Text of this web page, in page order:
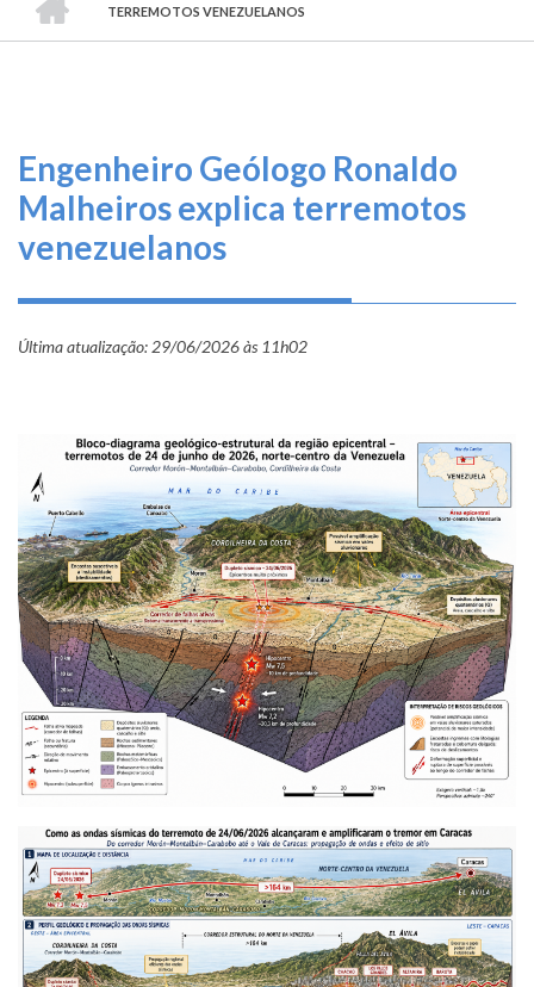
O
que
Informe-
se
Conosco
Contas
TRILHA
DE
TERREMOTOS VENEZUELANOS
Engenheiro Geólogo Ronaldo
Malheiros explica terremotos
venezuelanos
Última atualização: 29/06/2026 às 11h02